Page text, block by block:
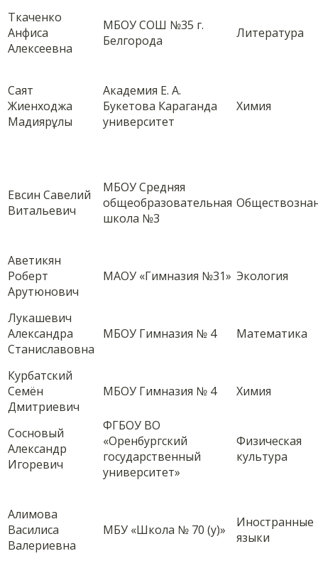
Ткаченко
Анфиса
Алексеевна
МБОУ СОШ №35 г.
Белгорода
Литература
Саят
Жиенходжа
Мадиярұлы
Академия Е. А.
Букетова Караганда
университет
Химия
Евсин Савелий
Витальевич
МБОУ Средняя
общеобразовательная
школа №3
Аветикян
Роберт
Арутюнович
МАОУ «Гимназия №31» Экология
Лукашевич
Александра
Станиславовна
МБОУ Гимназия № 4 Математика
Курбатский
Семён
Дмитриевич
МБОУ Гимназия № 4 Химия
Сосновый
Александр
Игоревич
ФГБОУ ВО
«Оренбургский
государственный
университет»
Физическая
культура
Алимова
Василиса
Валериевна
МБУ «Школа № 70 (у)»
Иностранные
языки